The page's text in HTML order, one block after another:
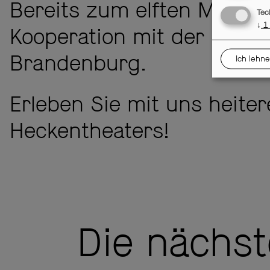
Bereits zum elften Mal in
Kooperation mit der
Brandenburg.
Erleben Sie mit uns
Heckentheaters!
Die
↓ 1
Ich